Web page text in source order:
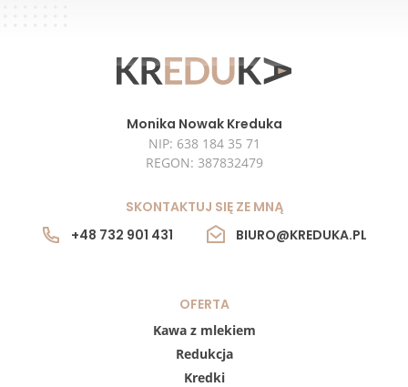
Monika Nowak Kreduka
NIP: 638 184 35 71
REGON: 387832479
SKONTAKTUJ SIĘ ZE MNĄ
+48 732 901 431
BIURO@KREDUKA.PL
OFERTA
Kawa z mlekiem
Redukcja
Kredki